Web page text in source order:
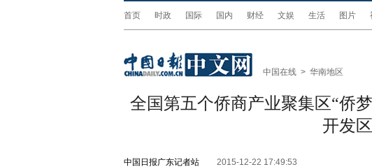
首页 时政 国际 国内 财经 文娱 生活 图片
中国在线 > 华南地区
全国第五个侨商产业聚集区“侨
开发区
中国日报广东记者站 2015-12-22 17:49:53